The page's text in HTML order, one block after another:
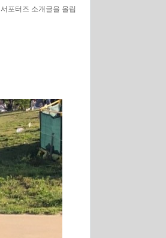
포터즈 소개글을 올립